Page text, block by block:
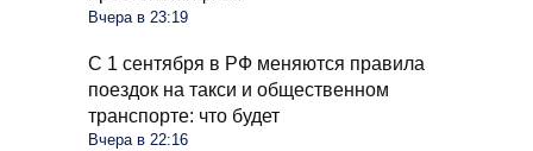
Вчера в 23:19
С 1 сентября в РФ меняются правила
поездок на такси и общественном
транспорте: что будет
Вчера в 22:16